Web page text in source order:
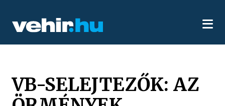
VB-SELEJTEZŐK: AZ